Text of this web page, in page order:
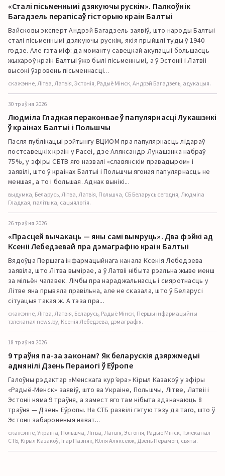
«Сталі пісьменнымі дзякуючы рускім». Палкоўнік
Багадзель перапісаў гісторыю краін Балтыі
Вайсковы эксперт Андрэй Багадзель заявіў, што народы Балтыі
сталі пісьменнымі дзякуючы рускім, якія прыйшлі туды ў 1940
годзе. Але гэта міф: да моманту савецкай акупацыі большасць
жыхароў краін Балтыі ўжо былі пісьменнымі, а ў Эстоніі і Латвіі
высокі ўзровень пісьменнасці...
скажэнне, Літва, Латвія, Эстонія, Радыё Мінск, Андрэй Багадзель, адукацыя.
30 траўня 2026
Людміла Гладкая пераконвае ў папулярнасці Лукашэнкі
ў краінах Балтыі і Польшчы
Пасля публікацыі рэйтынгу ВЦИОМ пра папулярнасць лідараў
постсавецкіх краін у Расеі, дзе Аляксандр Лукашэнка набраў
75%, у эфіры СБТВ яго назвалі «славянскім правадыром» і
заявілі, што ў краінах Балтыі і Польшчы ягоная папулярнасць не
меншая, а то і большая. Аднак вынікі...
выдумка, Беларусь, Літва, Латвія, Польшча, СБ Беларусь сегодня, Людміла
Гладкая, палітыка, сацыялогія.
26 траўня 2026
«Прасцей вычакаць — яны самі вымруць». Два фэйкі ад
Ксеніі Лебедзевай пра дэмаграфію краін Балтыі
Вядоўца Першага інфармацыйнага канала Ксенія Лебедзева
заявіла, што Літва вымірае, а ў Латвіі нібыта рэальна жыве менш
за мільён чалавек. Лічбы пра нараджальнасць і смяротнасць у
Літве яна прывяла правільна, але не сказала, што ў Беларусі
сітуацыя такая ж. А тэза пра...
скажэнне, Літва, Латвія, Беларусь, Радыё Мінск, Першы інфармацыйны
тэлеканал news.by, Ксенія Лебедзева, дэмаграфія.
18 траўня 2026
9 траўня па-за законам? Як беларускія дзяржмедыі
адмянілі Дзень Перамогі ў Еўропе
Галоўны рэдактар «Менскага кур’ера» Кірыл Казакоў у эфіры
«Радыё-Менск» заявіў, што ва Украіне, Польшчы, Літве, Латвіі і
Эстоніі няма 9 траўня, а замест яго там нібыта адзначаюць 8
траўня — Дзень Еўропы. На СТБ развілі гэтую тэзу да таго, што ў
Эстоніі забароненыя нават...
скажэнне, Украіна, Польшча, Літва, Латвія, Эстонія, Радыё Мінск, Тэлеканал
СТБ, Кірыл Казакоў, Ігар Пазняк, Юлія Аляксеюк, Дзень Перамогі, святы.